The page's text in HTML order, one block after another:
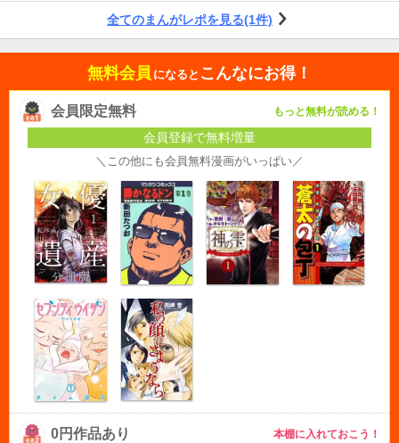
全てのまんがレポを見る(1件)
無料会員 になると こんなにお得！
会員限定無料 もっと無料が読める！
会員登録で無料増量
＼この他にも会員無料漫画がいっぱい／
0円作品あり 本棚に入れておこう！